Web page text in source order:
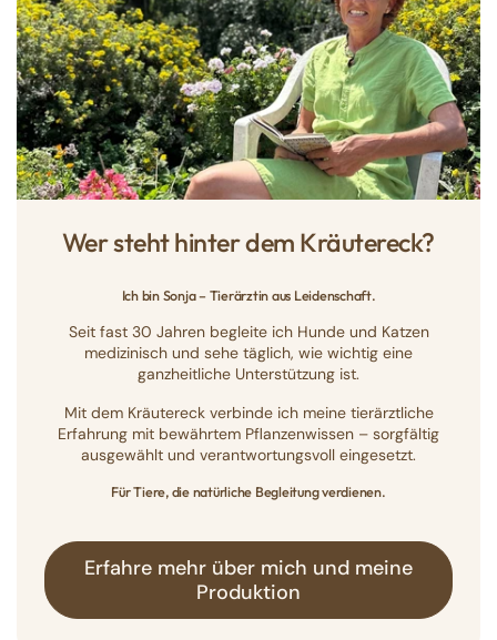
Wer steht hinter dem Kräutereck?
Ich bin Sonja – Tierärztin aus Leidenschaft.
Seit fast 30 Jahren begleite ich Hunde und Katzen
medizinisch und sehe täglich, wie wichtig eine
ganzheitliche Unterstützung ist.
Mit dem Kräutereck verbinde ich meine tierärztliche
Erfahrung mit bewährtem Pflanzenwissen – sorgfältig
ausgewählt und verantwortungsvoll eingesetzt.
Für Tiere, die natürliche Begleitung verdienen.
Erfahre mehr über mich und meine
Produktion